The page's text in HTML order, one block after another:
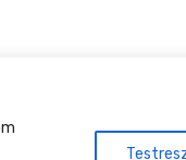
Csobánkapuszta